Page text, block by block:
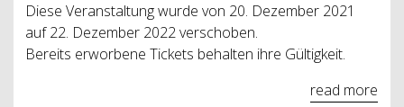
Diese Veranstaltung wurde von 20. Dezember 2021
auf 22. Dezember 2022 verschoben.
Bereits erworbene Tickets behalten ihre Gültigkeit.
read more